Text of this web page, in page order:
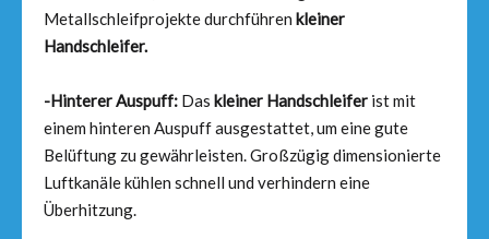
Metallschleifprojekte durchführen kleiner
Handschleifer.
-Hinterer Auspuff: Das kleiner Handschleifer ist mit
einem hinteren Auspuff ausgestattet, um eine gute
Belüftung zu gewährleisten. Großzügig dimensionierte
Luftkanäle kühlen schnell und verhindern eine
Überhitzung.